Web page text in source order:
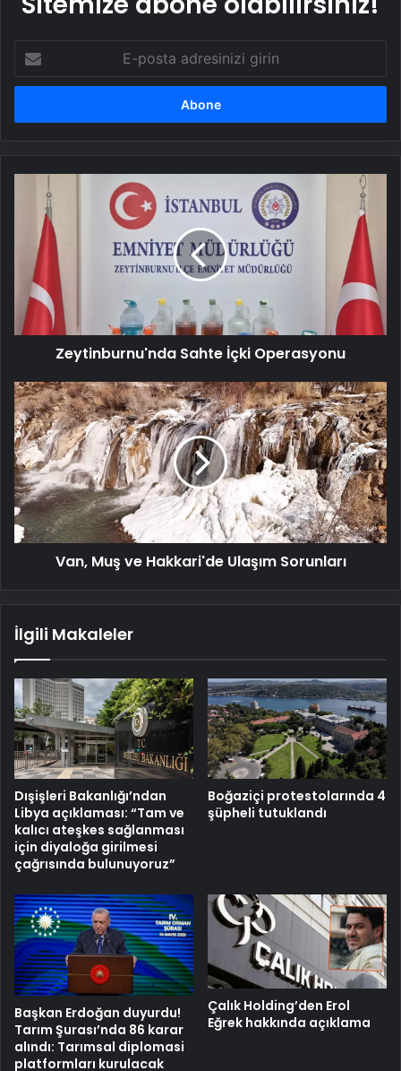
posta
adresinizi
Operasyonu
Zeytinburnu'nda Sahte İçki Operasyonu
Van,
Muş
ve
Hakkari'de
Ulaşım
Sorunları
Van, Muş ve Hakkari'de Ulaşım Sorunları
İlgili Makaleler
Dışişleri Bakanlığı’ndan
Libya açıklaması: “Tam ve
kalıcı ateşkes sağlanması
için diyaloğa girilmesi
çağrısında bulunuyoruz”
Boğaziçi protestolarında 4
şüpheli tutuklandı
Başkan Erdoğan duyurdu!
Tarım Şurası’nda 86 karar
alındı: Tarımsal diplomasi
platformları kurulacak
Çalık Holding’den Erol
Eğrek hakkında açıklama